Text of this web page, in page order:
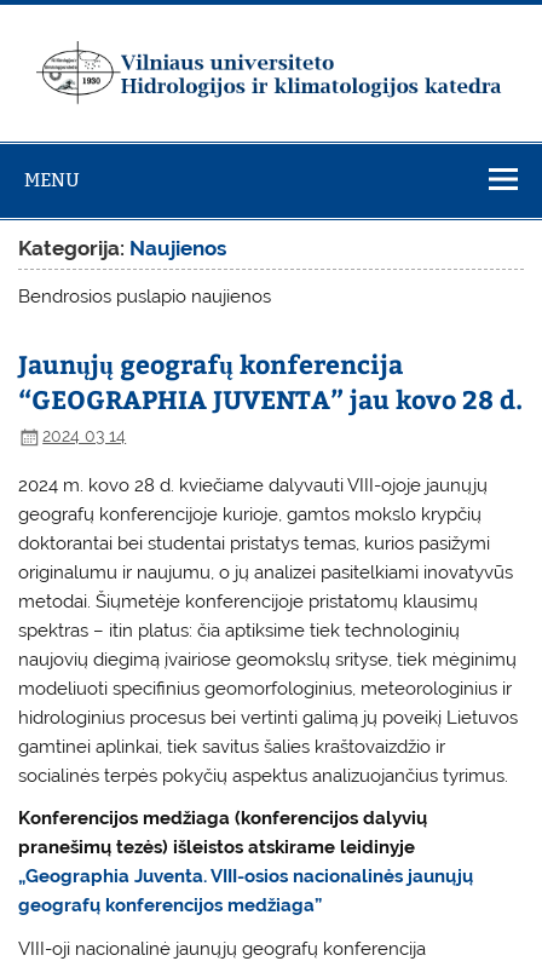
Skip
universiteto
Hidrologijos ir
klimatologijos
katedra
MENU
Kategorija: Naujienos
Bendrosios puslapio naujienos
Jaunųjų geografų konferencija
“GEOGRAPHIA JUVENTA” jau kovo 28 d.
2024 03 14
2024 m. kovo 28 d. kviečiame dalyvauti VIII-ojoje jaunųjų
geografų konferencijoje kurioje, gamtos mokslo krypčių
doktorantai bei studentai pristatys temas, kurios pasižymi
originalumu ir naujumu, o jų analizei pasitelkiami inovatyvūs
metodai. Šiųmetėje konferencijoje pristatomų klausimų
spektras – itin platus: čia aptiksime tiek technologinių
naujovių diegimą įvairiose geomokslų srityse, tiek mėginimų
modeliuoti specifinius geomorfologinius, meteorologinius ir
hidrologinius procesus bei vertinti galimą jų poveikį Lietuvos
gamtinei aplinkai, tiek savitus šalies kraštovaizdžio ir
socialinės terpės pokyčių aspektus analizuojančius tyrimus.
Konferencijos medžiaga (konferencijos dalyvių
pranešimų tezės) išleistos atskirame leidinyje
„Geographia Juventa. VIII-osios nacionalinės jaunųjų
geografų konferencijos medžiaga”
VIII-oji nacionalinė jaunųjų geografų konferencija